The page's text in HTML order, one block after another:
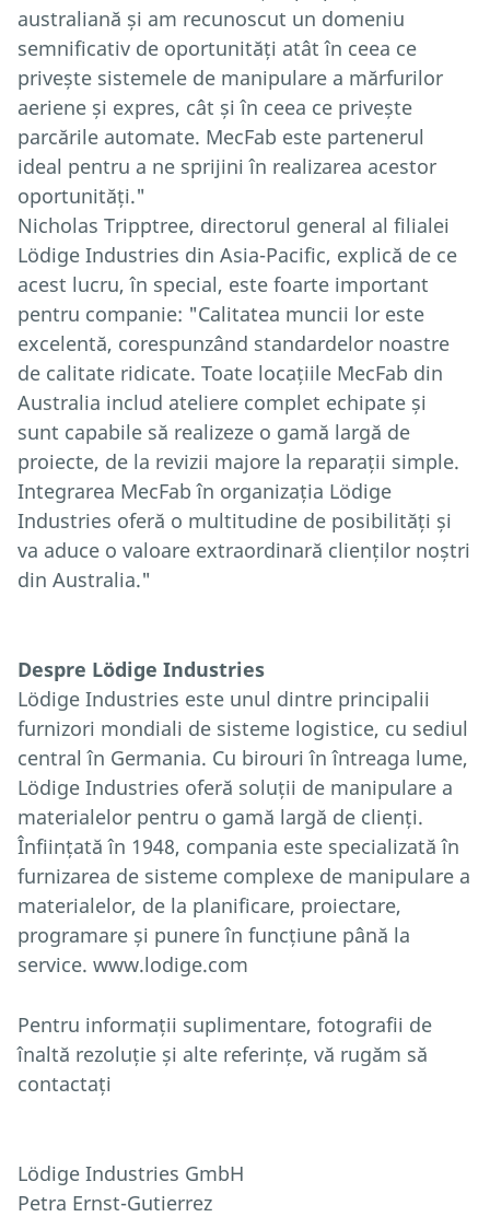
australiană și am recunoscut un domeniu
semnificativ de oportunități atât în ceea ce
privește sistemele de manipulare a mărfurilor
aeriene și expres, cât și în ceea ce privește
parcările automate. MecFab este partenerul
ideal pentru a ne sprijini în realizarea acestor
oportunități."
Nicholas Tripptree, directorul general al filialei
Lödige Industries din Asia-Pacific, explică de ce
acest lucru, în special, este foarte important
pentru companie: "Calitatea muncii lor este
excelentă, corespunzând standardelor noastre
de calitate ridicate. Toate locațiile MecFab din
Australia includ ateliere complet echipate și
sunt capabile să realizeze o gamă largă de
proiecte, de la revizii majore la reparații simple.
Integrarea MecFab în organizația Lödige
Industries oferă o multitudine de posibilități și
va aduce o valoare extraordinară clienților noștri
din Australia."
Despre Lödige Industries
Lödige Industries este unul dintre principalii
furnizori mondiali de sisteme logistice, cu sediul
central în Germania. Cu birouri în întreaga lume,
Lödige Industries oferă soluții de manipulare a
materialelor pentru o gamă largă de clienți.
Înființată în 1948, compania este specializată în
furnizarea de sisteme complexe de manipulare a
materialelor, de la planificare, proiectare,
programare și punere în funcțiune până la
service. www.lodige.com
Pentru informații suplimentare, fotografii de
înaltă rezoluție și alte referințe, vă rugăm să
contactați
Lödige Industries GmbH
Petra Ernst-Gutierrez